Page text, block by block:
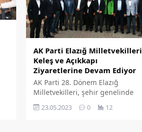
AK Parti Elazığ Milletvekilleri
Keleş ve Açıkkapı
Ziyaretlerine Devam Ediyor
AK Parti 28. Dönem Elazığ
Milletvekilleri, şehir genelinde
günü gerçekleşecek seçimler için
23.05.2023 0 12